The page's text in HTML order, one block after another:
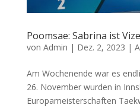
Poomsae: Sabrina ist
von Admin | Dez. 2, 2023 |
Am Wochenende war es
26. November wurden in
Europameisterschaften